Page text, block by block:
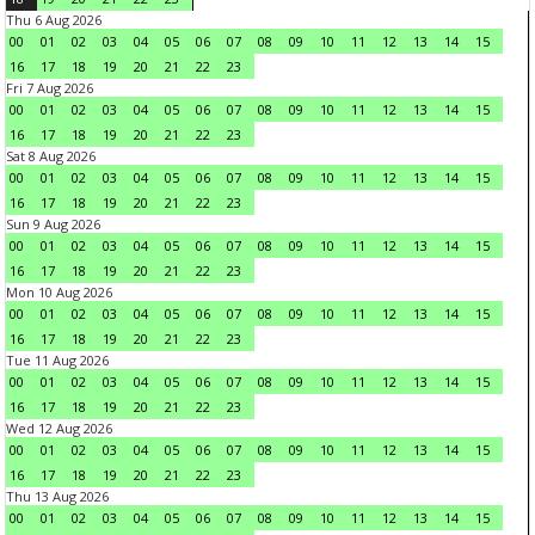
Thu 6 Aug 2026
00
01 02 03 04 05 06 07 08 09 10 11 12 13 14
15
16
17 18 19 20 21 22
23
Fri 7 Aug 2026
00
01 02 03 04 05 06 07 08 09 10 11 12 13 14
15
16
17 18 19 20 21 22
23
Sat 8 Aug 2026
00
01 02 03 04 05 06 07 08 09 10 11 12 13 14
15
16
17 18 19 20 21 22
23
Sun 9 Aug 2026
00
01 02 03 04 05 06 07 08 09 10 11 12 13 14
15
16
17 18 19 20 21 22
23
Mon 10 Aug 2026
00
01 02 03 04 05 06 07 08 09 10 11 12 13 14
15
16
17 18 19 20 21 22
23
Tue 11 Aug 2026
00
01 02 03 04 05 06 07 08 09 10 11 12 13 14
15
16
17 18 19 20 21 22
23
Wed 12 Aug 2026
00
01 02 03 04 05 06 07 08 09 10 11 12 13 14
15
16
17 18 19 20 21 22
23
Thu 13 Aug 2026
00
01 02 03 04 05 06 07 08 09 10 11 12 13 14
15